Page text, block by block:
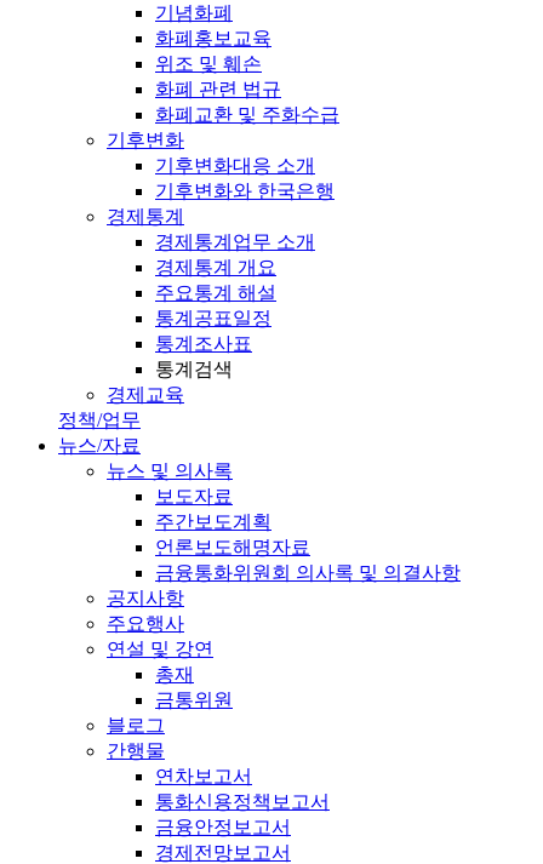
기념화폐
화폐홍보교육
위조 및 훼손
화폐 관련 법규
화폐교환 및 주화수급
기후변화
기후변화대응 소개
기후변화와 한국은행
경제통계
경제통계업무 소개
경제통계 개요
주요통계 해설
통계공표일정
통계조사표
통계검색
경제교육
정책/업무
뉴스/자료
뉴스 및 의사록
보도자료
주간보도계획
언론보도해명자료
금융통화위원회 의사록 및 의결사항
공지사항
주요행사
연설 및 강연
총재
금통위원
블로그
간행물
연차보고서
통화신용정책보고서
금융안정보고서
경제전망보고서